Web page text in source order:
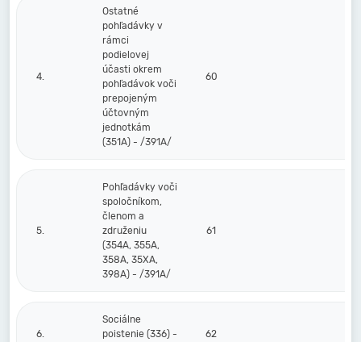
4.
Ostatné
pohľadávky v
rámci
podielovej
účasti okrem
pohľadávok voči
prepojeným
účtovným
jednotkám
(351A) - /391A/
60
5.
Pohľadávky voči
spoločníkom,
členom a
združeniu
(354A, 355A,
358A, 35XA,
398A) - /391A/
61
6.
Sociálne
poistenie (336) -
62